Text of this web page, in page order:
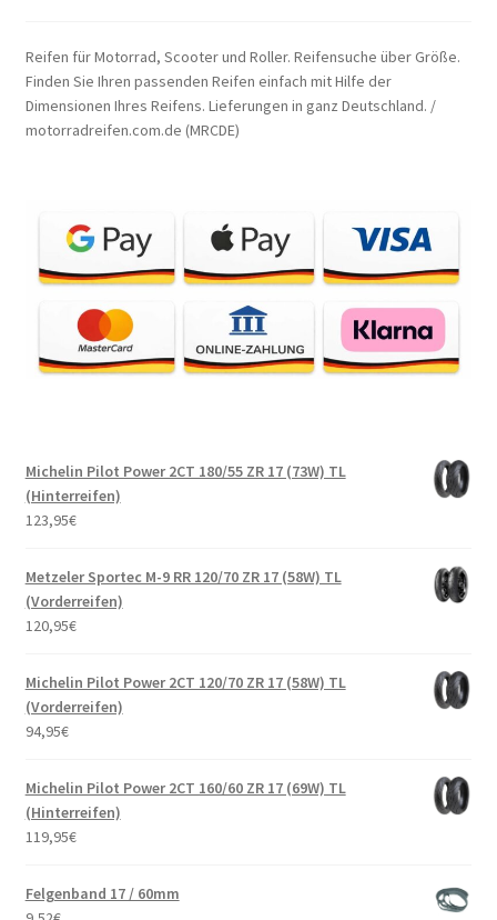
Reifen für Motorrad, Scooter und Roller. Reifensuche über Größe.
Finden Sie Ihren passenden Reifen einfach mit Hilfe der
Dimensionen Ihres Reifens. Lieferungen in ganz Deutschland. /
motorradreifen.com.de (MRCDE)
Michelin Pilot Power 2CT 180/55 ZR 17 (73W) TL
(Hinterreifen)
123,95€
Metzeler Sportec M-9 RR 120/70 ZR 17 (58W) TL
(Vorderreifen)
120,95€
Michelin Pilot Power 2CT 120/70 ZR 17 (58W) TL
(Vorderreifen)
94,95€
Michelin Pilot Power 2CT 160/60 ZR 17 (69W) TL
(Hinterreifen)
119,95€
Felgenband 17 / 60mm